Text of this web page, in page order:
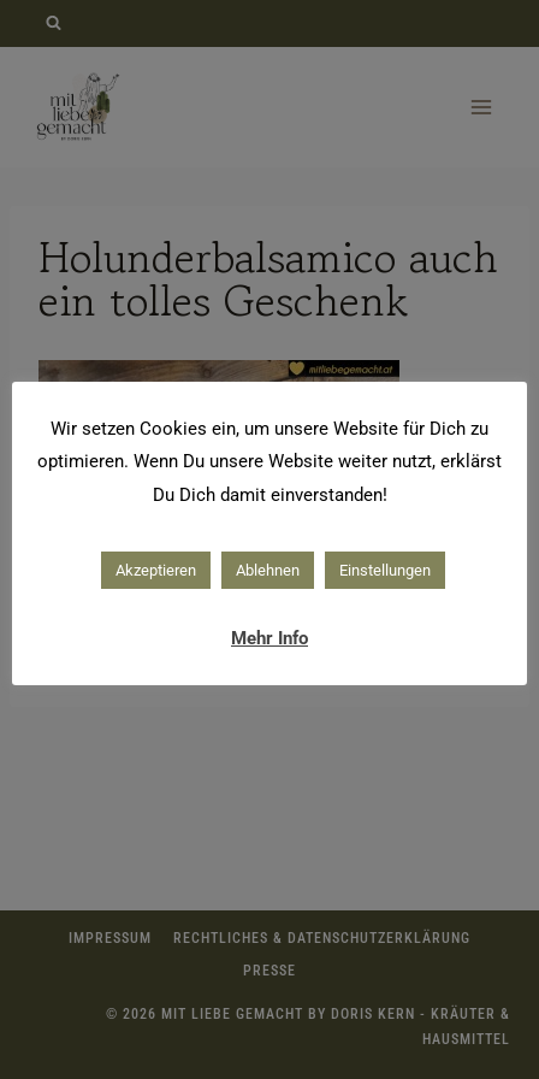
springen
Holunderbalsamico auch
ein tolles Geschenk
IMPRESSUM
RECHTLICHES & DATENSCHUTZERKLÄRUNG
PRESSE
© 2026 MIT LIEBE GEMACHT BY DORIS KERN - KRÄUTER &
HAUSMITTEL
Wir setzen Cookies ein, um unsere Website für Dich zu
optimieren. Wenn Du unsere Website weiter nutzt, erklärst
Du Dich damit einverstanden!
Akzeptieren Ablehnen Einstellungen
Mehr Info